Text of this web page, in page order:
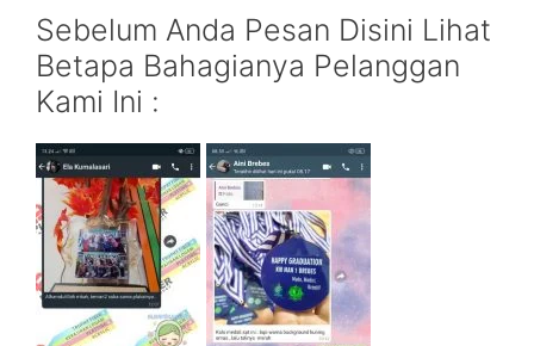
Sebelum Anda Pesan Disini Lihat
Betapa Bahagianya Pelanggan
Kami Ini :